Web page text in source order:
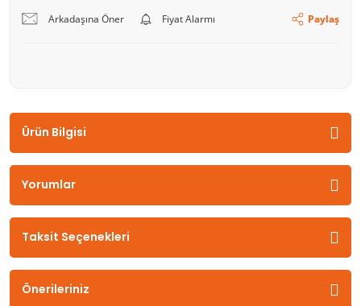
Arkadaşına Öner Fiyat Alarmı Paylaş
Ürün Bilgisi
Yorumlar
Taksit Seçenekleri
Önerileriniz